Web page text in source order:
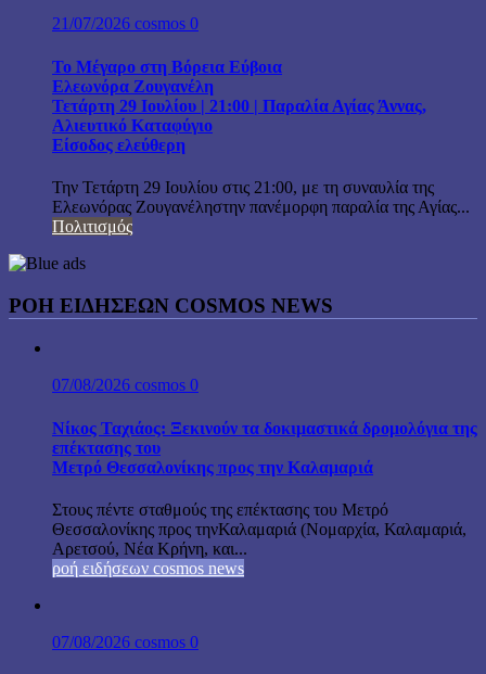
21/07/2026 cosmos 0
Το Μέγαρο στη Βόρεια Εύβοια
Ελεωνόρα Ζουγανέλη
Τετάρτη 29 Ιουλίου | 21:00 | Παραλία Αγίας Άννας,
Αλιευτικό Καταφύγιο
Είσοδος ελεύθερη
Την Τετάρτη 29 Ιουλίου στις 21:00, με τη συναυλία της
Ελεωνόρας Ζουγανέληστην πανέμορφη παραλία της Αγίας...
Πολιτισμός
ΡΟΗ ΕΙΔΗΣΕΩΝ COSMOS NEWS
07/08/2026 cosmos 0
Νίκος Ταχιάος: Ξεκινούν τα δοκιμαστικά δρομολόγια της
επέκτασης του
Μετρό Θεσσαλονίκης προς την Καλαμαριά
Στους πέντε σταθμούς της επέκτασης του Μετρό
Θεσσαλονίκης προς τηνΚαλαμαριά (Νομαρχία, Καλαμαριά,
Αρετσού, Νέα Κρήνη, και...
ροή ειδήσεων cosmos news
07/08/2026 cosmos 0